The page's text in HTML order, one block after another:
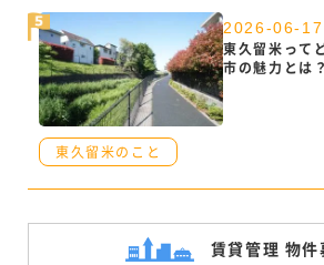
2026-06-17
東久留米って
市の魅力とは？
東久留米のこと
賃貸管理 物件